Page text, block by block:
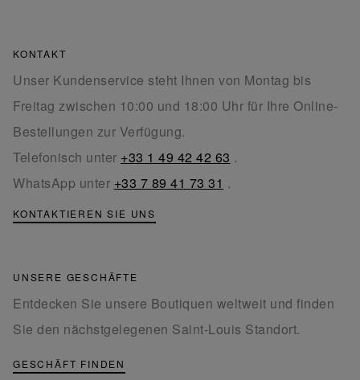
KONTAKT
Unser Kundenservice steht Ihnen von Montag bis
Freitag zwischen 10:00 und 18:00 Uhr für Ihre Online-
Bestellungen zur Verfügung.
Telefonisch unter +33 1 49 42 42 63 .
WhatsApp unter +33 7 89 41 73 31 .
KONTAKTIEREN SIE UNS
UNSERE GESCHÄFTE
Entdecken Sie unsere Boutiquen weltweit und finden
Sie den nächstgelegenen Saint-Louis Standort.
GESCHÄFT FINDEN